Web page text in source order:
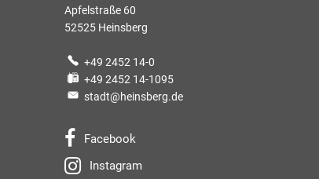
Apfelstraße 60
52525 Heinsberg
+49 2452 14-0
+49 2452 14-1095
stadt@heinsberg.de
Facebook
Instagram